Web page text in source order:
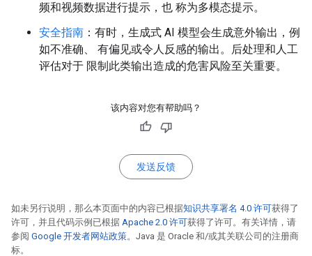
频和视频数据进行提示，也 称为多模态提示。
安全指南 ：有时，生成式 AI 模型会生成意外输出，例
如不准确、 有偏见或令人反感的输出。后处理和人工
评估对于 限制此类输出造成的危害风险至关重要。
该内容对您有帮助吗？
发送反馈
如未另行说明，那么本页面中的内容已根据知识共享署名 4.0 许可获得了
许可，并且代码示例已根据 Apache 2.0 许可获得了许可。有关详情，请
参阅 Google 开发者网站政策。Java 是 Oracle 和/或其关联公司的注册商
标。